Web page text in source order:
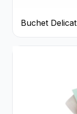
Buchet
Mov